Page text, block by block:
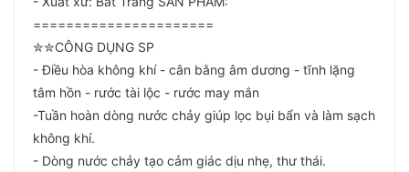
======================
✮✮CÔNG DỤNG SP
- Điều hòa không khí - cân bằng âm dương - tĩnh lặng
tâm hồn - rước tài lộc - rước may mắn
-Tuần hoàn dòng nước chảy giúp lọc bụi bẩn và làm sạch
không khí.
- Dòng nước chảy tạo cảm giác dịu nhẹ, thư thái.